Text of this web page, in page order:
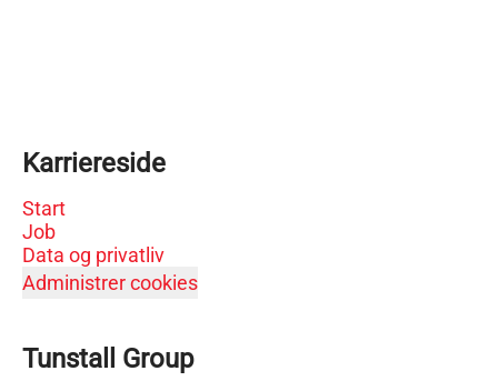
Karriereside
Start
Job
Data og privatliv
Administrer cookies
Tunstall Group